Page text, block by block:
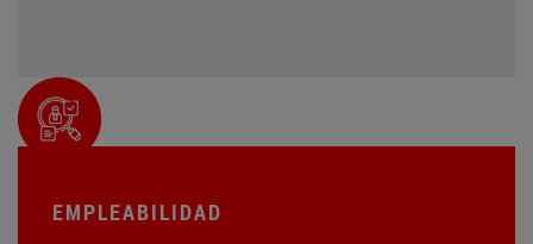
EMPLEABILIDAD